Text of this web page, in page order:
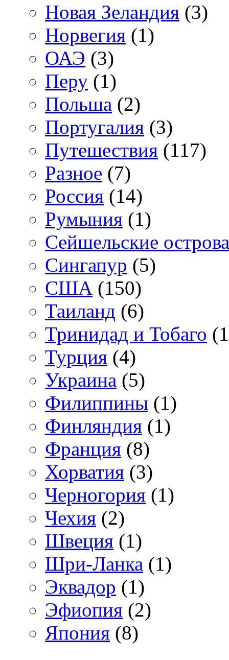
Новая Зеландия (3)
Норвегия (1)
ОАЭ (3)
Перу (1)
Польша (2)
Португалия (3)
Путешествия (117)
Разное (7)
Россия (14)
Румыния (1)
Сейшельские острова
Сингапур (5)
США (150)
Таиланд (6)
Тринидад и Тобаго
Турция (4)
Украина (5)
Филиппины (1)
Финляндия (1)
Франция (8)
Хорватия (3)
Черногория (1)
Чехия (2)
Швеция (1)
Шри-Ланка (1)
Эквадор (1)
Эфиопия (2)
Япония (8)